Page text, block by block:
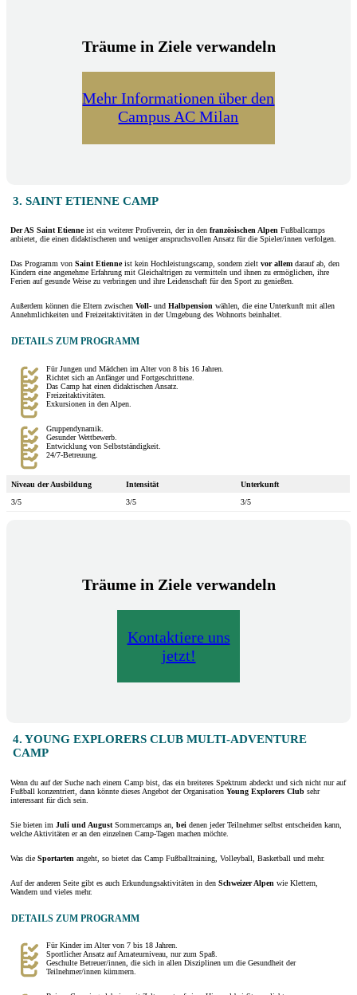
Träume in Ziele verwandeln
Mehr Informationen über den
Campus AC Milan
3. SAINT ETIENNE CAMP
Der AS Saint Etienneist ein weiterer Profiverein, der in den französischen Alpen Fußballcamps
anbietet, die einen didaktischeren und weniger anspruchsvollen Ansatz für die Spieler/innen verfolgen.
Das Programm von Saint Etienneist kein Hochleistungscamp, sondern zielt vor allem darauf ab, den
Kindern eine angenehme Erfahrung mit Gleichaltrigen zu vermitteln und ihnen zu ermöglichen, ihre
Ferien auf gesunde Weise zu verbringen und ihre Leidenschaft für den Sport zu genießen.
Außerdem können die Eltern zwischen Voll- und Halbpension wählen, die eine Unterkunft mit allen
Annehmlichkeiten und Freizeitaktivitäten in der Umgebung des Wohnorts beinhaltet.
DETAILS ZUM PROGRAMM
Für Jungen und Mädchen im Alter von 8 bis 16 Jahren.
Richtet sich an Anfänger und Fortgeschrittene.
Das Camp hat einen didaktischen Ansatz.
Freizeitaktivitäten.
Exkursionen in den Alpen.
Gruppendynamik.
Gesunder Wettbewerb.
Entwicklung von Selbstständigkeit.
24/7-Betreuung.
Niveau der Ausbildung Intensität
Unterkunft
3/5
3/5 3/5
Träume in Ziele verwandeln
Kontaktiere uns
jetzt!
4. YOUNG EXPLORERS CLUB MULTI-ADVENTURE
CAMP
Wenn du auf der Suche nach einem Camp bist, das ein breiteres Spektrum abdeckt und sich nicht nur auf
Fußball konzentriert, dann könnte dieses Angebot der Organisation Young Explorers Club sehr
interessant für dich sein.
Sie bieten im Juli und August Sommercamps an, bei denen jeder Teilnehmer selbst entscheiden kann,
welche Aktivitäten er an den einzelnen Camp-Tagen machen möchte.
Was die Sportarten angeht, so bietet das Camp Fußballtraining, Volleyball, Basketball und mehr.
Auf der anderen Seite gibt es auch Erkundungsaktivitäten in den Schweizer Alpen wie Klettern,
Wandern und vieles mehr.
DETAILS ZUM PROGRAMM
Für Kinder im Alter von 7 bis 18 Jahren.
Sportlicher Ansatz auf Amateurniveau, nur zum Spaß.
Geschulte Betreuer/innen, die sich in allen Disziplinen um die Gesundheit der
Teilnehmer/innen kümmern.